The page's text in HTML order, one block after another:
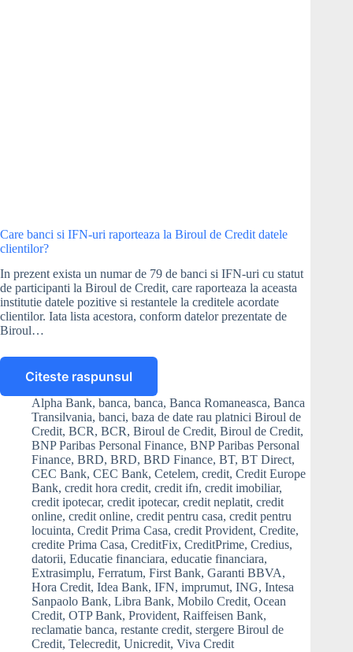
Care banci si IFN-uri raporteaza la Biroul de Credit datele
clientilor?
In prezent exista un numar de 79 de banci si IFN-uri cu statut
de participanti la Biroul de Credit, care raporteaza la aceasta
institutie datele pozitive si restantele la creditele acordate
clientilor. Iata lista acestora, conform datelor prezentate de
Biroul…
Citeste raspunsul
Care
banci
si
IFN-
uri
raporteaza
la
Biroul
de
Credit
datele
clientilor?
Alpha Bank, banca, banca, Banca Romaneasca, Banca
Transilvania, banci, baza de date rau platnici Biroul de
Credit, BCR, BCR, Biroul de Credit, Biroul de Credit,
BNP Paribas Personal Finance, BNP Paribas Personal
Finance, BRD, BRD, BRD Finance, BT, BT Direct,
CEC Bank, CEC Bank, Cetelem, credit, Credit Europe
Bank, credit hora credit, credit ifn, credit imobiliar,
credit ipotecar, credit ipotecar, credit neplatit, credit
online, credit online, credit pentru casa, credit pentru
locuinta, Credit Prima Casa, credit Provident, Credite,
credite Prima Casa, CreditFix, CreditPrime, Credius,
datorii, Educatie financiara, educatie financiara,
Extrasimplu, Ferratum, First Bank, Garanti BBVA,
Hora Credit, Idea Bank, IFN, imprumut, ING, Intesa
Sanpaolo Bank, Libra Bank, Mobilo Credit, Ocean
Credit, OTP Bank, Provident, Raiffeisen Bank,
reclamatie banca, restante credit, stergere Biroul de
Credit, Telecredit, Unicredit, Viva Credit